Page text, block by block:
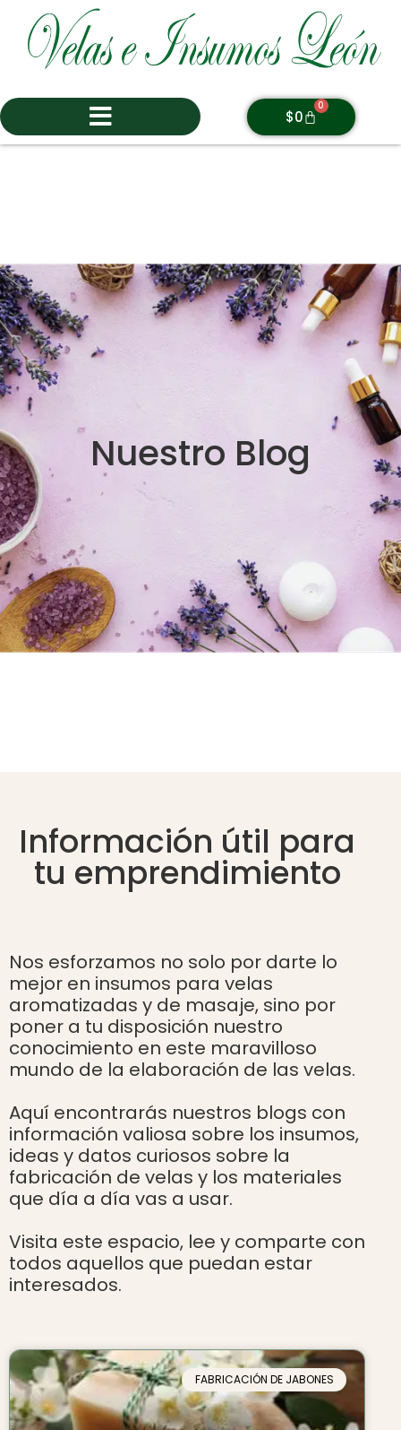
$0
0
Nuestro Blog
Información útil para
tu emprendimiento
Nos esforzamos no solo por darte lo
mejor en insumos para velas
aromatizadas y de masaje, sino por
poner a tu disposición nuestro
conocimiento en este maravilloso
mundo de la elaboración de las velas.
Aquí encontrarás nuestros blogs con
información valiosa sobre los insumos,
ideas y datos curiosos sobre la
fabricación de velas y los materiales
que día a día vas a usar.
Visita este espacio, lee y comparte con
todos aquellos que puedan estar
interesados.
FABRICACIÓN DE JABONES